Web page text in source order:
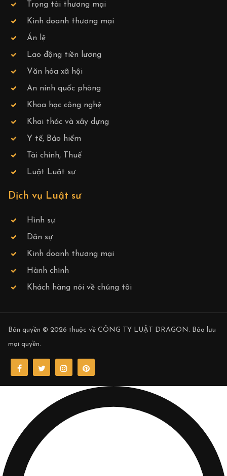
Trọng tài thương mại
Kinh doanh thương mại
Án lệ
Lao động tiền lương
Văn hóa xã hội
An ninh quốc phòng
Khoa học công nghệ
Khai thác và xây dựng
Y tế, Bảo hiểm
Tài chính, Thuế
Luật Luật sư
Dịch vụ Luật sư
Hình sự
Dân sự
Kinh doanh thương mại
Hành chính
Khách hàng nói về chúng tôi
Bản quyền © 2026 thuộc về CÔNG TY LUẬT DRAGON . Bảo lưu
mọi quyền.